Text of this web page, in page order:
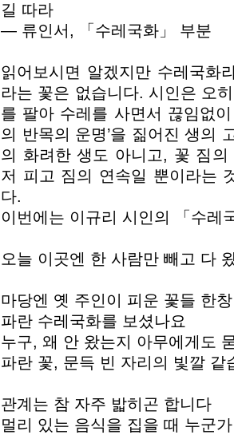
길 따라
― 류인서, 「수레국화」 부분
읽어보시면 알겠지만 수레국화
라는 꽃은 없습니다. 시인은 오
를 팔아 수레를 사면서 끊임없
의 반목의 운명’을 짊어진 생의
의 화려한 생도 아니고, 꽃 짐
저 피고 짐의 연속일 뿐이라는
다.
이번에는 이규리 시인의 「수레
오늘 이곳엔 한 사람만 빼고 다
마당엔 옛 주인이 피운 꽃들 한
파란 수레국화를 보셨나요
누구, 왜 안 왔는지 아무에게도
파란 꽃, 문득 빈 자리의 빛깔 같
관계는 참 자주 밟히곤 합니다
멀리 있는 음식을 집을 때 누군